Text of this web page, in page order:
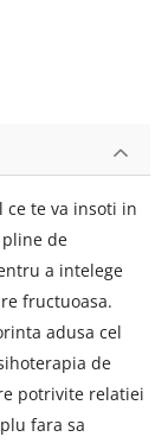
ce te va insoti in
de
a intelege
fructuoasa.
adusa cel
de
potrivite relatiei
fara sa